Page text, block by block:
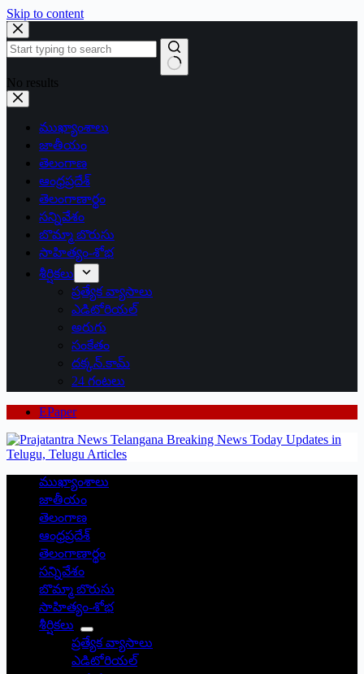
Skip to content
No results
ముఖ్యాంశాలు
జాతీయం
తెలంగాణ
ఆంధ్రప్రదేశ్
తెలంగాణార్థం
సన్నివేశం
బొమ్మా బొరుసు
సాహిత్యం-శోభ
శీర్షికలు
ప్రత్యేక వ్యాసాలు
ఎడిటోరియల్
అరుగు
సంకేతం
దక్కన్.కామ్
24 గంటలు
EPaper
ముఖ్యాంశాలు
జాతీయం
తెలంగాణ
ఆంధ్రప్రదేశ్
తెలంగాణార్థం
సన్నివేశం
బొమ్మా బొరుసు
సాహిత్యం-శోభ
శీర్షికలు
ప్రత్యేక వ్యాసాలు
ఎడిటోరియల్